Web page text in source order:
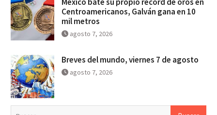
México bate su propio récord de oros en
Centroamericanos, Galván gana en 10
mil metros
agosto 7, 2026
Breves del mundo, viernes 7 de agosto
agosto 7, 2026